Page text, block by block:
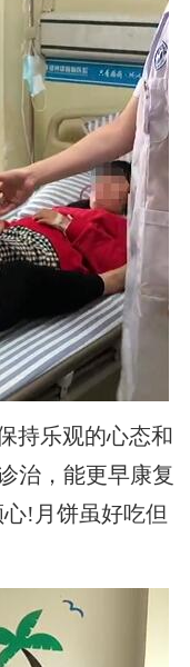
持乐观的心态和
治，能更早康复
!月饼虽好吃但